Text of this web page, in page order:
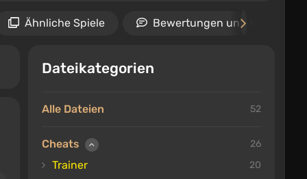
Ähnliche Spiele Bewertungen und
Dateikategorien
Alle Dateien 52
Cheats 26
Trainer 20